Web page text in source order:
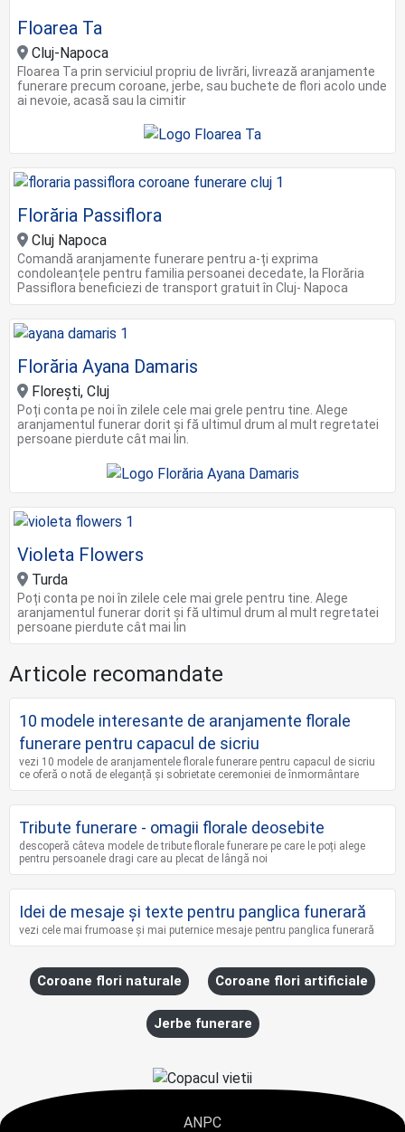
Floarea Ta
Cluj-Napoca
Floarea Ta prin serviciul propriu de livrări, livrează aranjamente
funerare precum coroane, jerbe, sau buchete de flori acolo unde
ai nevoie, acasă sau la cimitir
Florăria Passiflora
Cluj Napoca
Comandă aranjamente funerare pentru a-ți exprima
condoleanțele pentru familia persoanei decedate, la Florăria
Passiflora beneficiezi de transport gratuit în Cluj- Napoca
Florăria Ayana Damaris
Florești, Cluj
Poți conta pe noi în zilele cele mai grele pentru tine. Alege
aranjamentul funerar dorit și fă ultimul drum al mult regretatei
persoane pierdute cât mai lin.
Violeta Flowers
Turda
Poți conta pe noi în zilele cele mai grele pentru tine. Alege
aranjamentul funerar dorit și fă ultimul drum al mult regretatei
persoane pierdute cât mai lin
Articole recomandate
10 modele interesante de aranjamente florale
funerare pentru capacul de sicriu
vezi 10 modele de aranjamentele florale funerare pentru capacul de sicriu
ce oferă o notă de eleganță și sobrietate ceremoniei de înmormântare
Tribute funerare - omagii florale deosebite
descoperă câteva modele de tribute florale funerare pe care le poți alege
pentru persoanele dragi care au plecat de lângă noi
Idei de mesaje și texte pentru panglica funerară
vezi cele mai frumoase și mai puternice mesaje pentru panglica funerară
Coroane flori naturale Coroane flori artificiale
Jerbe funerare
ANPC